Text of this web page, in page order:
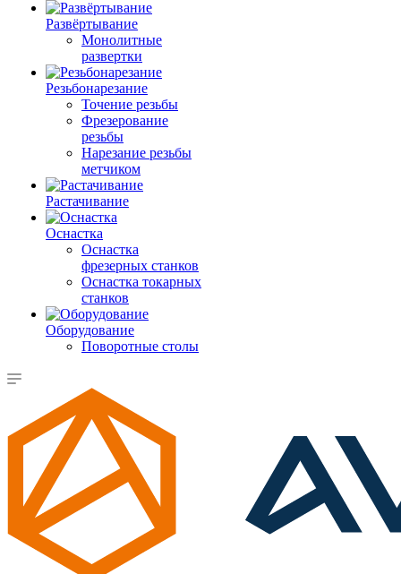
Развёртывание
Монолитные
развертки
Резьбонарезание
Точение резьбы
Фрезерование
резьбы
Нарезание резьбы
метчиком
Растачивание
Оснастка
Оснастка
фрезерных станков
Оснастка токарных
станков
Оборудование
Поворотные столы